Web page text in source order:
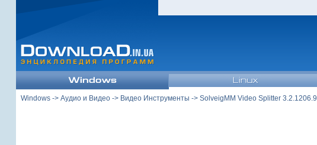
Windows -> Аудио и Видео -> Видео Инструменты -> SolveigMM Video Splitter 3.2.1206.9